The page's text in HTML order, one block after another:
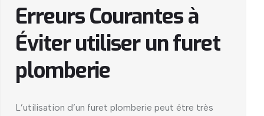
Erreurs Courantes à
Éviter utiliser un furet
plomberie
L’utilisation d’un furet plomberie peut être très